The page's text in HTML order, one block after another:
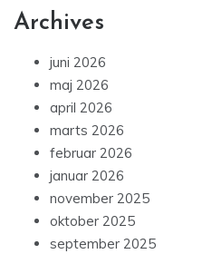
Archives
juni 2026
maj 2026
april 2026
marts 2026
februar 2026
januar 2026
november 2025
oktober 2025
september 2025